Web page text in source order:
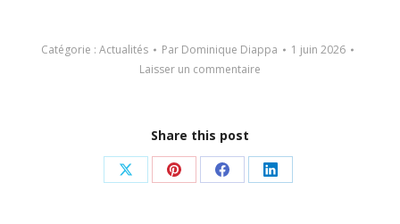
Catégorie : Actualités Par Dominique Diappa
1 juin 2026
Laisser un commentaire
Share this post
PartagerPartagerPartagerPartager